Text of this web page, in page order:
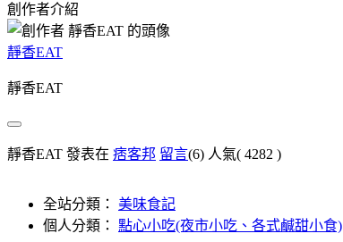
創作者介紹
靜香EAT
靜香EAT
靜香EAT 發表在 痞客邦 留言(6) 人氣( 4282 )
全站分類： 美味食記
個人分類： 點心小吃(夜市小吃、各式鹹甜小食)